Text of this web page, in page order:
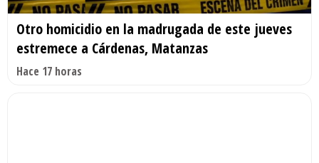
Otro homicidio en la madrugada de este jueves
estremece a Cárdenas, Matanzas
Hace 17 horas